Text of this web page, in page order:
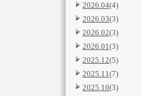
2026.04(4)
2026.03(3)
2026.02(3)
2026.01(3)
2025.12(5)
2025.11(7)
2025.10(3)